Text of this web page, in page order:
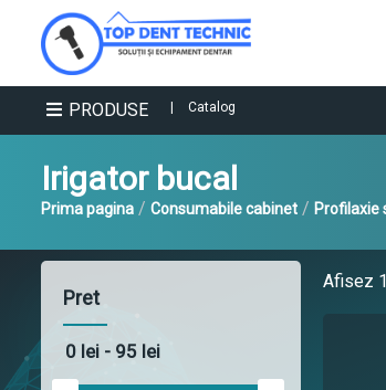
PRODUSE Catalog
Irigator bucal
Prima pagina / Consumabile cabinet / Profilaxie
Pret
Afisez 1